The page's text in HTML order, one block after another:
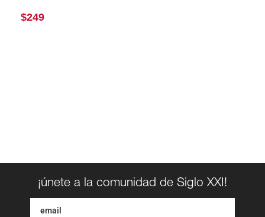
$249
¡únete a la comunidad de Siglo XXI!